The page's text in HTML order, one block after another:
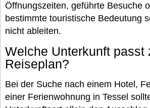
Öffnungszeiten, geführte Besuche
bestimmte touristische Bedeutung
nicht ableiten.
Welche Unterkunft passt
Reiseplan?
Bei der Suche nach einem Hotel,
einer Ferienwohnung in Tessel